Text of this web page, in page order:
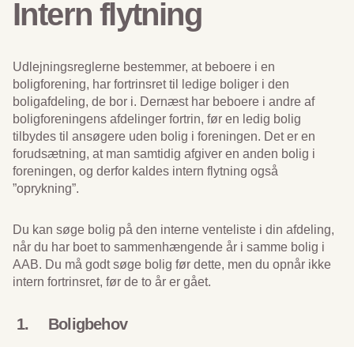
Intern flytning
Udlejningsreglerne bestemmer, at beboere i en
boligforening, har fortrinsret til ledige boliger i den
boligafdeling, de bor i. Dernæst har beboere i andre af
boligforeningens afdelinger fortrin, før en ledig bolig
tilbydes til ansøgere uden bolig i foreningen. Det er en
forudsætning, at man samtidig afgiver en anden bolig i
foreningen, og derfor kaldes intern flytning også
”oprykning”.
Du kan søge bolig på den interne venteliste i din afdeling,
når du har boet to sammenhængende år i samme bolig i
AAB. Du må godt søge bolig før dette, men du opnår ikke
intern fortrinsret, før de to år er gået.
Boligbehov